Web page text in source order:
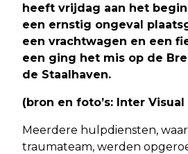
heeft vrijdag aan het
een ernstig ongeval
een vrachtwagen en een
een ging het mis op de
de Staalhaven.
(bron en foto’s: Inter
Meerdere hulpdiensten,
traumateam, werden